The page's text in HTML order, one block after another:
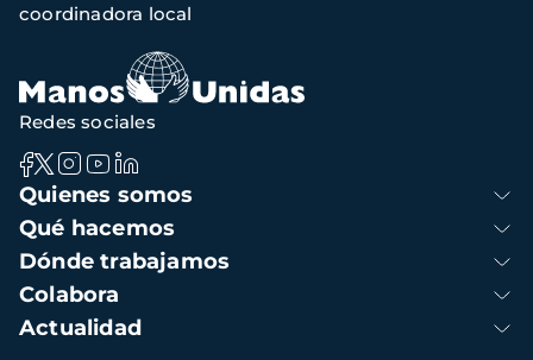
coordinadora local
Navegación
principal
Quienes somos
Qué hacemos
Dónde trabajamos
Colabora
Actualidad
Redes sociales